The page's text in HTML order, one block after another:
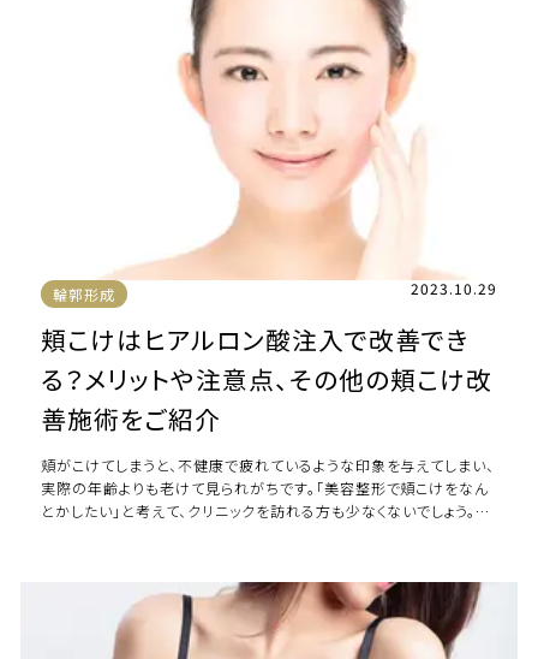
輪郭形成 2023.10.29
頬こけはヒアルロン酸注入で改善でき
る？メリットや注意点、その他の頬こけ改
善施術をご紹介
頬がこけてしまうと、不健康で疲れているような印象を与えてしまい、
実際の年齢よりも老けて見られがちです。「美容整形で頬こけをなん
とかしたい」と考えて、クリニックを訪れる方も少なくないでしょう。頬